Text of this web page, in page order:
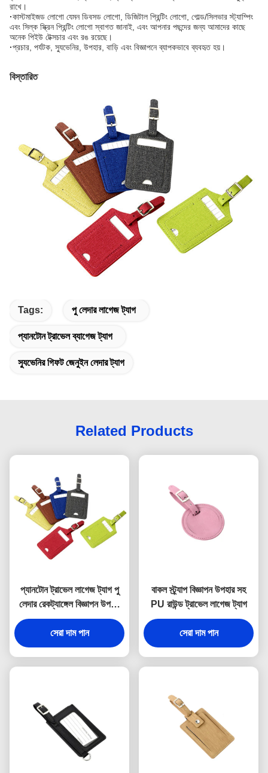
রাখে।
·কাস্টমাইজড লোগো যেমন ডিবসড লোগো, ডিজিটাল প্রিন্টিং লোগো, গোল্ড/সিলভার স্ট্যাম্পিং
এবং সিল্ক স্ক্রিন প্রিন্টিং লোগো স্বাগত জানাই, এবং আপনার পছন্দের জন্য আমাদের কাছে
অনেক পিইউ টেক্সচার এবং রঙ রয়েছে।
·প্রচার, পর্যটক, স্যুভেনির, উপহার, বাড়ি এবং বিজ্ঞাপনে ব্যাপকভাবে ব্যবহৃত হয়।
বিস্তারিত
Tags: পু লেদার লাগেজ ট্যাগ
প্যানটোন ট্রাভেল ব্যাগেজ ট্যাগ
স্যুভেনির গিফট জেনুইন লেদার ট্যাগ
Related Products
প্যানটোন ট্রাভেল লাগেজ ট্যাগ পু
লেদার রেকট্যাঙ্গেল বিজ্ঞাপন উপহার
হট স্ট্যাম্পিং লোগো
সেরা দাম পান
বাকল স্ট্র্যাপ বিজ্ঞাপন উপহার সহ
PU রাউন্ড ট্রাভেল লাগেজ ট্যাগ
সেরা দাম পান